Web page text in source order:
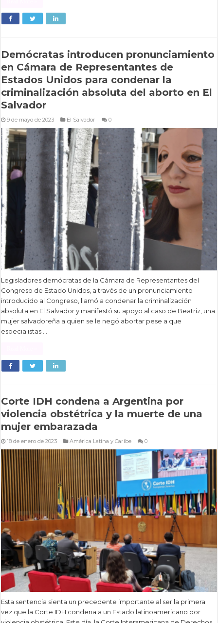
Demócratas introducen pronunciamiento
en Cámara de Representantes de
Estados Unidos para condenar la
criminalización absoluta del aborto en El
Salvador
9 de mayo de 2023 El Salvador 0
Legisladores demócratas de la Cámara de Representantes del
Congreso de Estado Unidos, a través de un pronunciamiento
introducido al Congreso, llamó a condenar la criminalización
absoluta en El Salvador y manifestó su apoyo al caso de Beatriz, una
mujer salvadoreña a quien se le negó abortar pese a que
especialistas …
Corte IDH condena a Argentina por
violencia obstétrica y la muerte de una
mujer embarazada
18 de enero de 2023 América Latina y Caribe 0
Esta sentencia sienta un precedente importante al ser la primera
vez que la Corte IDH condena a un Estado latinoamericano por